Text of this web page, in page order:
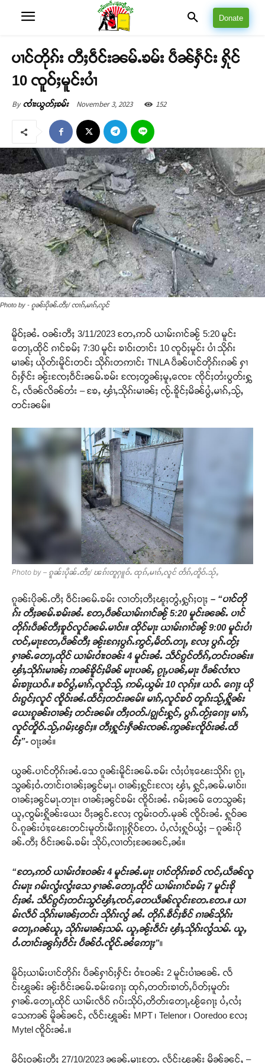
Donate
ပၢင်တိုၵ်း တီႈဝဵင်းၼမ်ႉၶမ်း ပဵၼ်ႁႅင်း ႁိုင်
10 ၸူဝ်ႈမူင်းပၢႆ
By ၸၢႆးယွတ်ႈၶမ်း November 3, 2023 152
Photo by - ၵူၼ်းပိုၼ်ႉတီႈ/ ၸၢၵ်ႇမၢၵ်ႇလူင်
မိူဝ်ႈၼႆႉ ဝၼ်းတီႈ 3/11/2023 တႄႇဢဝ် ယၢမ်းၵၢင်ၼႂ် 5:20 မူင်း
တေႃႇထိုင် ၵၢင်ၶမ်ႈ 7:30 မူင်း ၶၢဝ်းတၢင်း 10 ၸူဝ်ႈမူင်း ပၢႆ သိုၵ်း
မၢၼ်ႈ ယိုတ်းမိူင်းတင်း သိုၵ်းတဢၢင်း TNLA ပဵၼ်ပၢင်တိုၵ်းၵၼ် ႁၢ
ဝ်ႈႁႅင်း ၼႂ်းၸႄႈဝဵင်းၼမ်ႉၶမ်း ၸႄႈတွၼ်ႈမူႇၸေႊ ၸိုင်ႈတႆးပွတ်းႁွ
င်ႇ လႅၼ်လိၼ်တႆး – ၶႄႇ ၾၢႆႇသိုၵ်းမၢၼ်ႈ ၸႂ်ႉၶိူင်ႈမိၼ်ပွႆႇမၢၵ်ႇသႂ်ႇ
တင်းၼမ်။
Photo by – ၵူၼ်းပိုၼ်ႉတီႈ/ ၽၵ်းတူႁူဝ်ႉ ထုၵ်ႇမၢၵ်ႇလူင် တႅၵ်ႇတိူဝ်ႉသႂ်ႇ
ၵူၼ်းပိုၼ်ႉတီႈ ဝဵင်းၼမ်ႉၶမ်း လၢတ်ႈတီႈၽူႈတွႆႇႁွၵ်ႈဝႃႈ – “ပၢင်တို
ၵ်း တီႈၼမ်ႉၶမ်းၼႆႉ တႄႇပဵၼ်ယၢမ်းၵၢင်ၼႂ် 5:20 မူင်းၼၼ်ႉ ပၢင်
တိုၵ်းပဵၼ်တီႈၶူဝ်လူင်ၼမ်ႉမၢဝ်း။ ထိုင်မႃး ယၢမ်းၵၢင်ၼႂ် 9:00 မူင်းပၢႆ
ၸင်ႇမႃးတႄႇပဵၼ်တီႈ ၼႂ်းၵႄႈပွၵ်ႉဢွင်ႇမႅတ်ႉတႃႇ လႄႈ ပွၵ်ႉတႂ်ႈ
ႁၢၼ်ႉတေႃႇထိုင် ယၢမ်းဝၢႆးဝၼ်း 4 မူင်းၼႆႉ သဵင်ၵွင်တႅၵ်ႇတင်းဝၼ်း။
ၾၢႆႇသိုၵ်းမၢၼ်ႈ ဢၼ်ၶိူင်ႈမိၼ် မႃးပၼ်ႇ ၵႂႃႇပၼ်ႇမႃး ပဵၼ်လၢႆလ
မ်းၶႃႈယဝ်ႉ။ ၶဝ်ပွႆႇမၢၵ်ႇလူင်သႂ်ႇ ဢမ်ႇယွမ်း 10 လုၵ်ႈ။ ယဝ်ႉ ၵေႃႈ ယို
ဝ်းၵွင်ႈလူင် ၸိူဝ်းၼႆႉထႅင်ႈတင်းၼမ်။ မၢၵ်ႇလူင်ၶဝ် တူၵ်းသႂ်ႇႁိူၼ်း
ယေးၵူၼ်းဝၢၼ်ႈ တင်းၼမ်။ တီႈဝတ်ႉ/ၵျွင်းႁွင်ႇ ပွၵ်ႉတႂ်ႈၵေႃႈ မၢၵ်ႇ
လူင်တိူဝ်ႉသႂ်ႇၵမ်ႈၽွင်ႈ။ တီႈႁူင်းႁဵၼ်းၸၼ်ႉဢွၼ်ႊၸိူဝ်းၼႆႉထႅ
င်ႈ”- ဝႃႈၼႆ။
ယွၼ်ႉပၢင်တိုၵ်းၼႆႉသေ ၵူၼ်းမိူင်းၼမ်ႉၶမ်း လႆႈပၢႆႈၽေးသိုၵ်း ၵႂႃႇ
သွၼ်ႈဝႆႉတၢင်းဝၢၼ်ႈၼွင်မႃႉ၊ ဝၢၼ်ႈႁွင်းလႄႈ ၾၢႆႇ ႁွင်ႇၼမ်ႉမၢဝ်း၊
ဝၢၼ်ႈၼွင်မႃႉတႃႊ၊ ဝၢၼ်ႈၼွင်ၶမ်း ၸိူဝ်းၼႆႉ ၵမ်ႈၼမ် တေသွၼ်ႈ
ယူႇၸွမ်းႁိူၼ်းယေး ပီႈၼွင်ႉလႄႈ ၸွမ်းဝတ်ႉမုၼ် ၸိူဝ်းၼႆႉ ႁူဝ်ၼ
ပ်ႉၵူၼ်းပၢႆႈၽေးတင်းမူတ်းမီးၵႃႈႁိုဝ်တႄႉ ပႆႇလႆႈႁူဝ်ယွႆႈ – ၵူၼ်းပို
ၼ်ႉတီႈ ဝဵင်းၼမ်ႉၶမ်း သိုပ်ႇလၢတ်ႈၼႄၼင်ႇၼႆ။
“တႄႇဢဝ် ယၢမ်းဝၢႆးဝၼ်း 4 မူင်းၼႆႉမႃး ပၢင်တိုၵ်းၶဝ် ၸင်ႇယဵၼ်လူ
င်းမႃး ၵမ်းလွႆးလွႆးသေ ႁၢၼ်ႉတေႃႇထိုင် ယၢမ်းၵၢင်ၶမ်ႈ 7 မူင်းၶို
င်ႈၼႆႉ သဵင်ၵွင်ႈတင်းသွင်ၾၢႆႇၸင်ႇတေယဵၼ်လူင်းတႄႉတႄႉ။ ယၢ
မ်းလဵဝ် သိုၵ်းမၢၼ်ႈတင်း သိုၵ်းလွႆ ၼႆႉ တိုၵ်ႉၶဵင်ႈၶႅင် ၵၢၼ်သိုၵ်း
တေႃႇၵၼ်ယူႇ သိုၵ်းမၢၼ်ႈသမ်ႉ ယူႇၼႂ်းဝဵင်း ၾၢႆႇသိုၵ်းလွႆသမ်ႉ ယူႇ
ဝႆႉတၢင်းၼွၵ်ႈဝဵင်း ပဵၼ်ဝႆႉၸိူင်ႉၼႆဢေႃႈ”။
မိူဝ်ႈယၢမ်းပၢင်တိုၵ်း ပဵၼ်ႁၢဝ်ႈႁႅင်း ဝၢႆးဝၼ်း 2 မူင်းပၢႆၼၼ်ႉ လႅ
င်းၾူၼ်း ၼႂ်းဝဵင်းၼမ်ႉၶမ်းၵေႃႈ ထုၵ်ႇတတ်းၶၢတ်ႇပႅတ်ႈမူတ်း
ႁၢၼ်ႉတေႃႇထိုင် ယၢမ်းလဵဝ် ၵပ်းသိုပ်ႇတိတ်းတေႃႇၽႂ်ၵေႃႈ ပႆႇလႆႈ
သေဢၼ် မိူၼ်ၼင်ႇ လႅင်းၾူၼ်း MPT ၊ Telenor ၊ Ooredoo လႄႈ
Mytel ၸိူဝ်းၼႆႉ။
မိူဝ်ႈဝၼ်းတီႈ 27/10/2023 ၼၼ်ႉမႃးတႄႉ လႅင်းၾူၼ်း မိူၼ်ၼင်ႇ –